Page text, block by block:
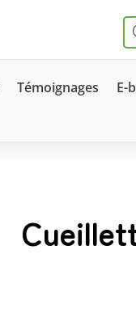
DE
Témoignages E-